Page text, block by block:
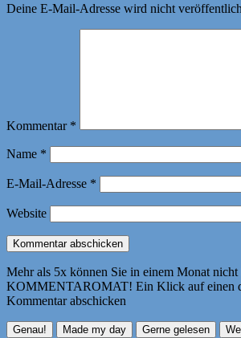
Deine E-Mail-Adresse wird nicht
Kommentar *
Name *
E-Mail-Adresse *
Website
Mehr als 5x können Sie in einem Monat nicht
KOMMENTAROMAT! Ein Klick auf einen
Kommentar abschicken